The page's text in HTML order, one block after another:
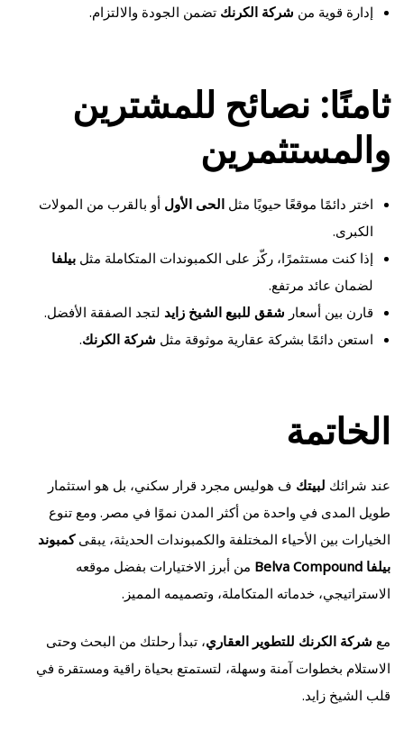
إدارة قوية من شركة الكرنك تضمن الجودة والالتزام.
ثامنًا: نصائح للمشترين
والمستثمرين
اختر دائمًا موقعًا حيويًا مثلالحى الأول أو بالقرب من المولات
الكبرى.
إذا كنت مستثمرًا، ركّز على الكمبوندات المتكاملة مثلبيلفا
لضمان عائد مرتفع.
قارن بين أسعار شقق للبيع الشيخ زايد لتجد الصفقة الأفضل.
استعن دائمًا بشركة عقارية موثوقة مثل شركة الكرنك.
الخاتمة
عند شرائك لبيتك ف هوليس مجرد قرار سكني، بل هو استثمار
طويل المدى في واحدة من أكثر المدن نموًا في مصر. ومع تنوع
الخيارات بين الأحياء المختلفة والكمبوندات الحديثة، يبقىكمبوند
بيلفا Belva Compound
من أبرز الاختيارات بفضل موقعه
الاستراتيجي، خدماته المتكاملة، وتصميمه المميز.
مع شركة الكرنك للتطوير العقاري، تبدأ رحلتك من البحث وحتى
الاستلام بخطوات آمنة وسهلة، لتستمتع بحياة راقية ومستقرة في
قلب الشيخ زايد.